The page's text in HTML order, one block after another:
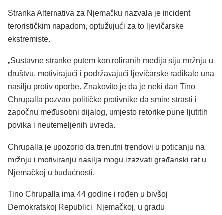
Stranka Alternativa za Njemačku nazvala je incident
terorističkim napadom, optužujući za to ljevičarske
ekstremiste.
„Sustavne stranke putem kontroliranih medija siju mržnju u
društvu, motivirajući i podržavajući ljevičarske radikale una
nasilju protiv oporbe. Znakovito je da je neki dan Tino
Chrupalla pozvao političke protivnike da smire strasti i
započnu međusobni dijalog, umjesto retorike pune ljutitih
povika i neutemeljenih uvreda.
Chrupalla je upozorio da trenutni trendovi u poticanju na
mržnju i motiviranju nasilja mogu izazvati građanski rat u
Njemačkoj u budućnosti.
Tino Chrupalla ima 44 godine i rođen u bivšoj
Demokratskoj Republici Njemačkoj, u gradu